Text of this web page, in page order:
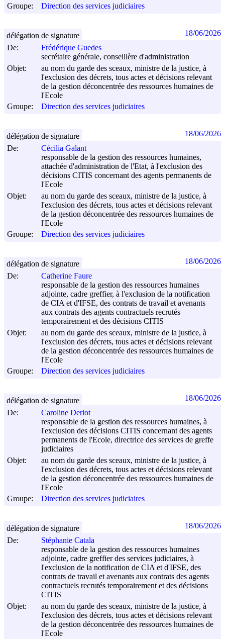
Groupe:
Direction des services judiciaires
De:
Frédérique Guedes
secrétaire générale, conseillère d'administration
Objet:
au nom du garde des sceaux, ministre de la justice, à
l'exclusion des décrets, tous actes et décisions relevant
de la gestion déconcentrée des ressources humaines de
l'Ecole
Groupe:
Direction des services judiciaires
délégation de signature 18/06/2026
De:
Cécilia Galant
responsable de la gestion des ressources humaines,
attachée d'administration de l'Etat, à l'exclusion des
décisions CITIS concernant des agents permanents de
l'Ecole
Objet:
au nom du garde des sceaux, ministre de la justice, à
l'exclusion des décrets, tous actes et décisions relevant
de la gestion déconcentrée des ressources humaines de
l'Ecole
Groupe:
Direction des services judiciaires
délégation de signature 18/06/2026
De:
Catherine Faure
responsable de la gestion des ressources humaines
adjointe, cadre greffier, à l'exclusion de la notification
de CIA et d'IFSE, des contrats de travail et avenants
aux contrats des agents contractuels recrutés
temporairement et des décisions CITIS
Objet:
au nom du garde des sceaux, ministre de la justice, à
l'exclusion des décrets, tous actes et décisions relevant
de la gestion déconcentrée des ressources humaines de
l'Ecole
Groupe:
Direction des services judiciaires
délégation de signature 18/06/2026
De:
Caroline Deriot
responsable de la gestion des ressources humaines, à
l'exclusion des décisions CITIS concernant des agents
permanents de l'Ecole, directrice des services de greffe
judiciaires
Objet:
au nom du garde des sceaux, ministre de la justice, à
l'exclusion des décrets, tous actes et décisions relevant
de la gestion déconcentrée des ressources humaines de
l'Ecole
Groupe:
Direction des services judiciaires
délégation de signature 18/06/2026
De:
Stéphanie Catala
responsable de la gestion des ressources humaines
adjointe, cadre greffier des services judiciaires, à
l'exclusion de la notification de CIA et d'IFSE, des
contrats de travail et avenants aux contrats des agents
contractuels recrutés temporairement et des décisions
CITIS
Objet:
au nom du garde des sceaux, ministre de la justice, à
l'exclusion des décrets, tous actes et décisions relevant
de la gestion déconcentrée des ressources humaines de
l'Ecole
délégation de signature 18/06/2026